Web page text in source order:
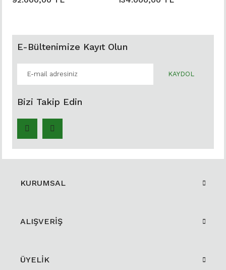
E-Bültenimize Kayıt Olun
KAYDOL
Bizi Takip Edin
KURUMSAL
ALIŞVERİŞ
ÜYELİK